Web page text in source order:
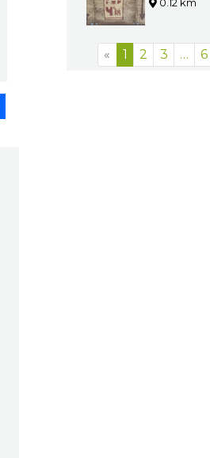
Katowice
Bar Pod 4